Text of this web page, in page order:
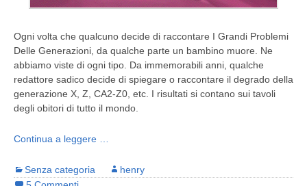
Ogni volta che qualcuno decide di raccontare I Grandi Problemi
Delle Generazioni, da qualche parte un bambino muore. Ne
abbiamo viste di ogni tipo. Da immemorabili anni, qualche
redattore sadico decide di spiegare o raccontare il degrado della
generazione X, Z, CA2-Z0, etc. I risultati si contano sui tavoli
degli obitori di tutto il mondo.
Continua a leggere …
Senza categoria
henry